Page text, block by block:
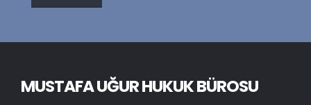
MUSTAFA UĞUR HUKUK BÜROSU